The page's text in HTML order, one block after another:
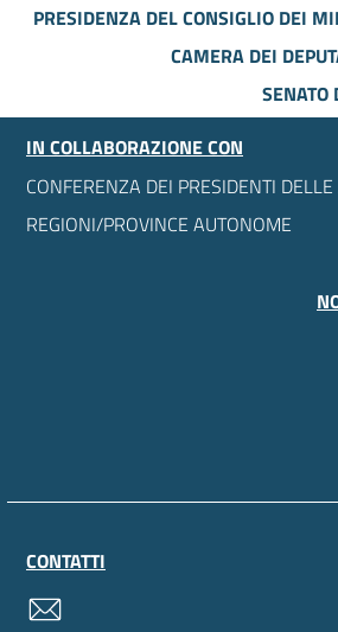
PRESIDENZA DEL CONSIGLIO DEI
CAMERA DEI
SENATO
IN COLLABORAZIONE CON
CONFERENZA DEI PRESIDENTI
REGIONI/PROVINCE AUTONOME
CONTATTI